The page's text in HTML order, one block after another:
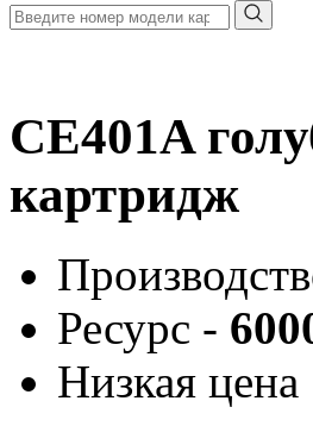
CE401A
картридж
Ресурс -
Низкая цена